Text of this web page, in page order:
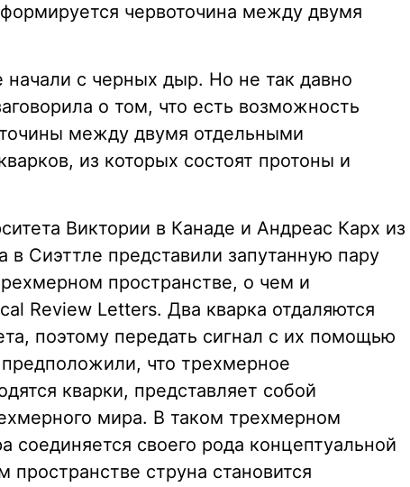
червоточина между двумя
начали с черных дыр. Но не так давно
о том, что есть возможность
между двумя отдельными
из которых состоят протоны и
Виктории в Канаде и Андреас Карх из
в Сиэттле представили запутанную пару
пространстве, о чем и
Review Letters. Два кварка отдаляются
поэтому передать сигнал с их помощью
что трехмерное
кварки, представляет собой
мира. В таком трехмерном
соединяется своего рода концептуальной
струна становится